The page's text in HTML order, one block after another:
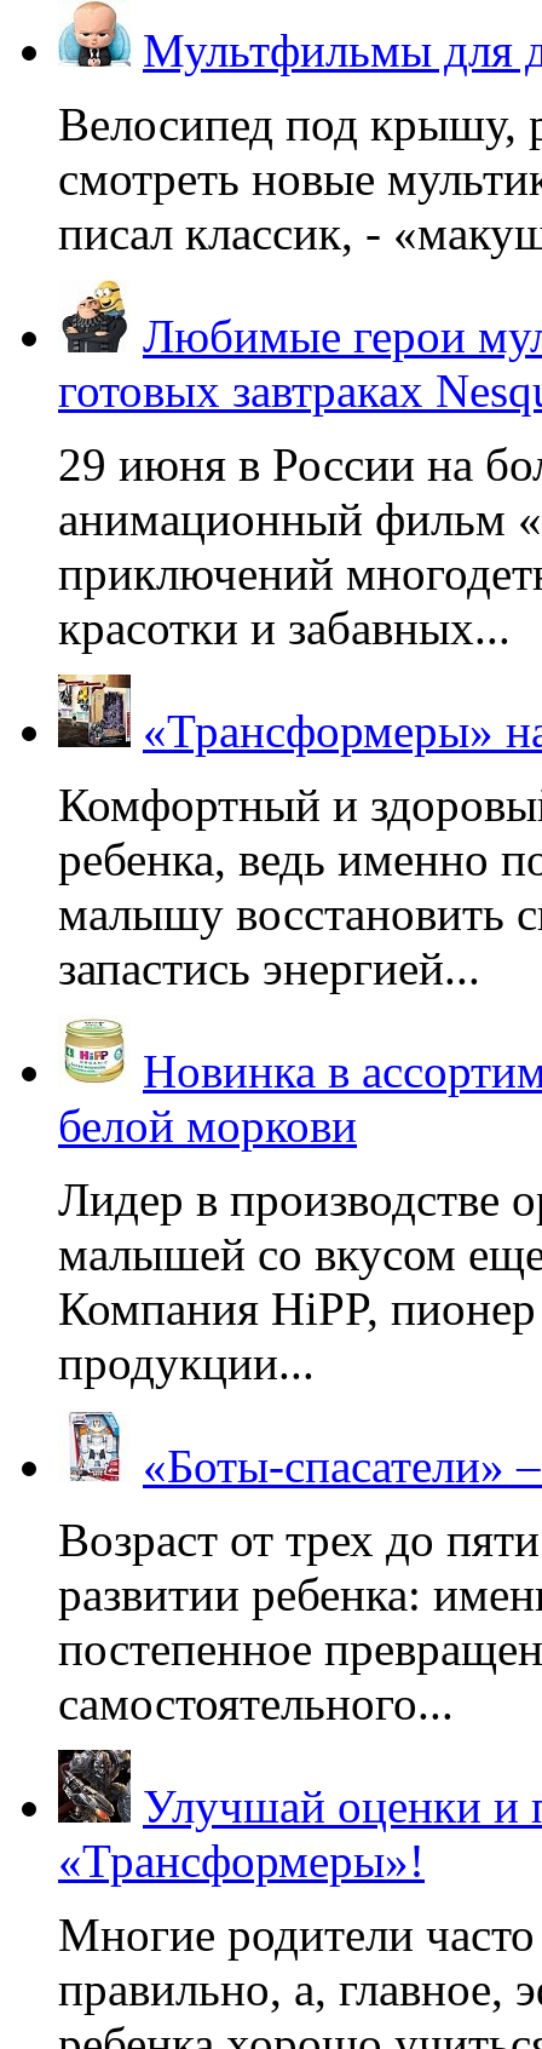
Мультфильмы для
Велосипед под крышу,
смотреть новые
писал классик, -
Любимые герои
готовых завтраках
29 июня в России на
анимационный фильм
приключений
красотки и забавных...
«Трансформеры»
Комфортный и
ребенка, ведь именно
малышу восстановить
запастись энергией...
Новинка в
белой моркови
Лидер в производстве
малышей со вкусом
Компания HiPP, пионер
продукции...
«Боты-спасатели»
Возраст от трех до
развитии ребенка:
постепенное
самостоятельного...
Улучшай оценки и
«Трансформеры»!
Многие родители
правильно, а, главное,